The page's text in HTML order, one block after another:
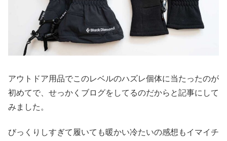
アウトドア用品でこのレベルのハズレ個体に当たったのが
初めてで、せっかくブログをしてるのだからと記事にして
みました。
びっくりしすぎて履いても暖かい冷たいの感想もイマイチ